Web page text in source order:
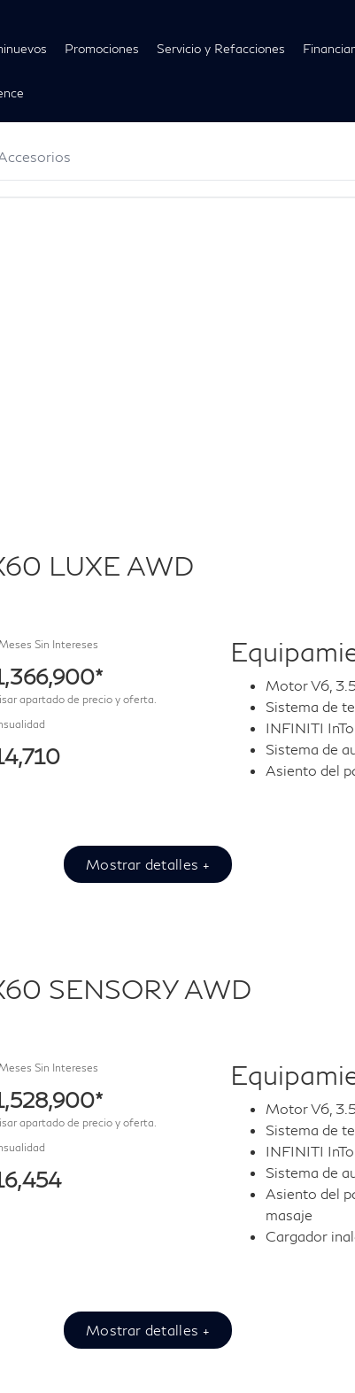
Promociones Servicio y Refacciones
LUXE AWD
Sin Intereses
apartado de precio y oferta.
Motor V6,
Sistema de
INFINITI
Sistema de
Asiento del
Mostrar detalles +
SENSORY AWD
Sin Intereses
apartado de precio y oferta.
Motor V6,
Sistema de
INFINITI
Sistema de
Asiento del
masaje
Cargador
Mostrar detalles +